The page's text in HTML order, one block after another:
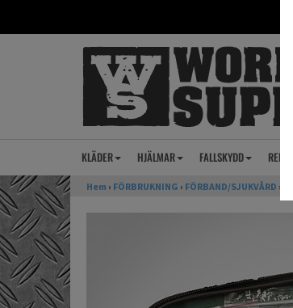
KLÄDER HJÄLMAR FALLSKYDD REP
Hem › FÖRBRUKNING › FÖRBAND/SJUKVÅRD ›